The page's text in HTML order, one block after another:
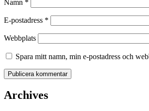
Namn *
E-postadress *
Webbplats
Spara mitt namn, min e-postadress och
Archives